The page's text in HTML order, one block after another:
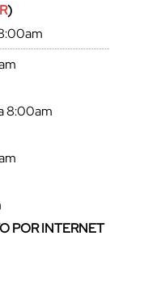
)
8:00am
POR INTERNET